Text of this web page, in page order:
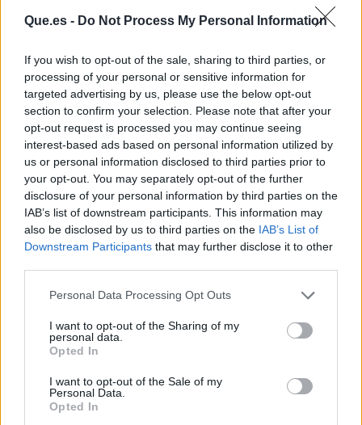
Que.es - Do Not Process My Personal Information
If you wish to opt-out of the sale, sharing to third parties, or
processing of your personal or sensitive information for
targeted advertising by us, please use the below opt-out
section to confirm your selection. Please note that after your
opt-out request is processed you may continue seeing
interest-based ads based on personal information utilized by
us or personal information disclosed to third parties prior to
your opt-out. You may separately opt-out of the further
disclosure of your personal information by third parties on the
IAB’s list of downstream participants. This information may
also be disclosed by us to third parties on the IAB’s List of
Downstream Participants that may further disclose it to other
Personal Data Processing Opt Outs
I want to opt-out of the Sharing of my
personal data.
Opted In
I want to opt-out of the Sale of my
Personal Data.
Opted In
Por cierto, el vestido de Simone ya tiene más
likes que cualquier comentario hater. Otra
victoria más para la reina de la gimnasia.
Publicidad